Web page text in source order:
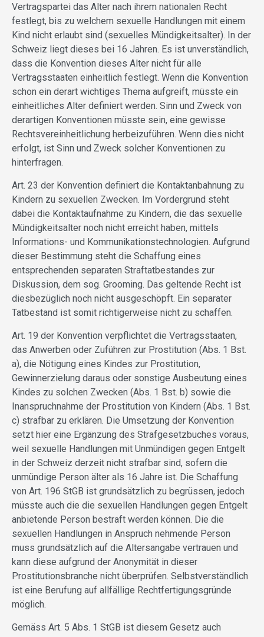
Vertragspartei das Alter nach ihrem nationalen Recht
festlegt, bis zu welchem sexuelle Handlungen mit einem
Kind nicht erlaubt sind (sexuelles Mündigkeitsalter). In der
Schweiz liegt dieses bei 16 Jahren. Es ist unverständlich,
dass die Konvention dieses Alter nicht für alle
Vertragsstaaten einheitlich festlegt. Wenn die Konvention
schon ein derart wichtiges Thema aufgreift, müsste ein
einheitliches Alter definiert werden. Sinn und Zweck von
derartigen Konventionen müsste sein, eine gewisse
Rechtsvereinheitlichung herbeizuführen. Wenn dies nicht
erfolgt, ist Sinn und Zweck solcher Konventionen zu
hinterfragen.
Art. 23 der Konvention definiert die Kontaktanbahnung zu
Kindern zu sexuellen Zwecken. Im Vordergrund steht
dabei die Kontaktaufnahme zu Kindern, die das sexuelle
Mündigkeitsalter noch nicht erreicht haben, mittels
Informations- und Kommunikationstechnologien. Aufgrund
dieser Bestimmung steht die Schaffung eines
entsprechenden separaten Straftatbestandes zur
Diskussion, dem sog. Grooming. Das geltende Recht ist
diesbezüglich noch nicht ausgeschöpft. Ein separater
Tatbestand ist somit richtigerweise nicht zu schaffen.
Art. 19 der Konvention verpflichtet die Vertragsstaaten,
das Anwerben oder Zuführen zur Prostitution (Abs. 1 Bst.
a), die Nötigung eines Kindes zur Prostitution,
Gewinnerzielung daraus oder sonstige Ausbeutung eines
Kindes zu solchen Zwecken (Abs. 1 Bst. b) sowie die
Inanspruchnahme der Prostitution von Kindern (Abs. 1 Bst.
c) strafbar zu erklären. Die Umsetzung der Konvention
setzt hier eine Ergänzung des Strafgesetzbuches voraus,
weil sexuelle Handlungen mit Unmündigen gegen Entgelt
in der Schweiz derzeit nicht strafbar sind, sofern die
unmündige Person älter als 16 Jahre ist. Die Schaffung
von Art. 196 StGB ist grundsätzlich zu begrüssen, jedoch
müsste auch die die sexuellen Handlungen gegen Entgelt
anbietende Person bestraft werden können. Die die
sexuellen Handlungen in Anspruch nehmende Person
muss grundsätzlich auf die Altersangabe vertrauen und
kann diese aufgrund der Anonymität in dieser
Prostitutionsbranche nicht überprüfen. Selbstverständlich
ist eine Berufung auf allfällige Rechtfertigungsgründe
möglich.
Gemäss Art. 5 Abs. 1 StGB ist diesem Gesetz auch